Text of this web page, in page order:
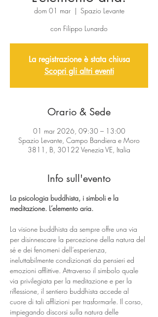
dom 01 mar
  |
Spazio Levante
con Filippo Lunardo
La registrazione è stata chiusa
Scopri gli altri eventi
Orario & Sede
01 mar 2026, 09:30 – 13:00
Spazio Levante, Campo Bandiera e Moro
3811, B, 30122 Venezia VE, Italia
Info sull'evento
La psicologia buddhista, i simboli e la
meditazione. L’elemento aria.
La visione buddhista da sempre offre una via
per disinnescare la percezione della natura del
sé e dei fenomeni dell’esperienza,
ineluttabilmente condizionati da pensieri ed
emozioni afflittive. Attraverso il simbolo quale
via privilegiata per la meditazione e per la
riflessione, il sentiero buddhista accede al
cuore di tali afflizioni per trasformarle. Il corso,
impiegando discorsi sulla natura delle